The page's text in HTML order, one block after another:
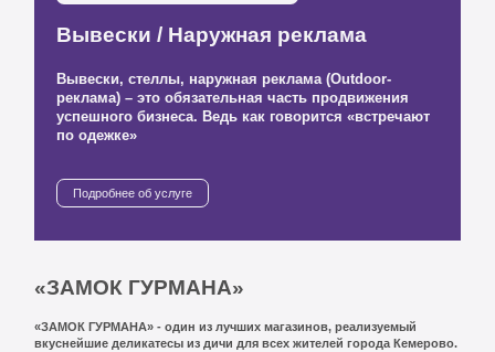
Вывески / Наружная реклама
Вывески, стеллы, наружная реклама (Outdoor-
реклама) – это обязательная часть продвижения
успешного бизнеса. Ведь как говорится «встречают
по одежке»
Подробнее об услуге
«ЗАМОК ГУРМАНА»
«ЗАМОК ГУРМАНА» - один из лучших магазинов, реализуемый
вкуснейшие деликатесы из дичи для всех жителей города Кемерово.